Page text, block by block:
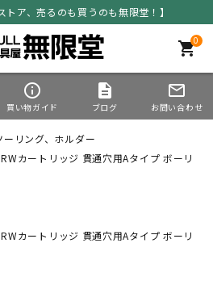
トア、売るのも買うのも無限堂！】
0
shopping_cart
info_outline
買い物ガイド
description
ブログ
mail_outline
お問い合わせ
ーリング、ホルダー
カートリッジ 貫通穴用Aタイプ ボーリ
カートリッジ 貫通穴用Aタイプ ボーリ